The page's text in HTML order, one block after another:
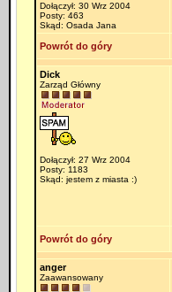
Dołączył: 30 Wrz 2004
Posty: 463
Skąd: Osada Jana
Powrót do góry
Dick
Zarząd Główny
Dołączył: 27 Wrz 2004
Posty: 1183
Skąd: jestem z miasta :)
Powrót do góry
anger
Zaawansowany